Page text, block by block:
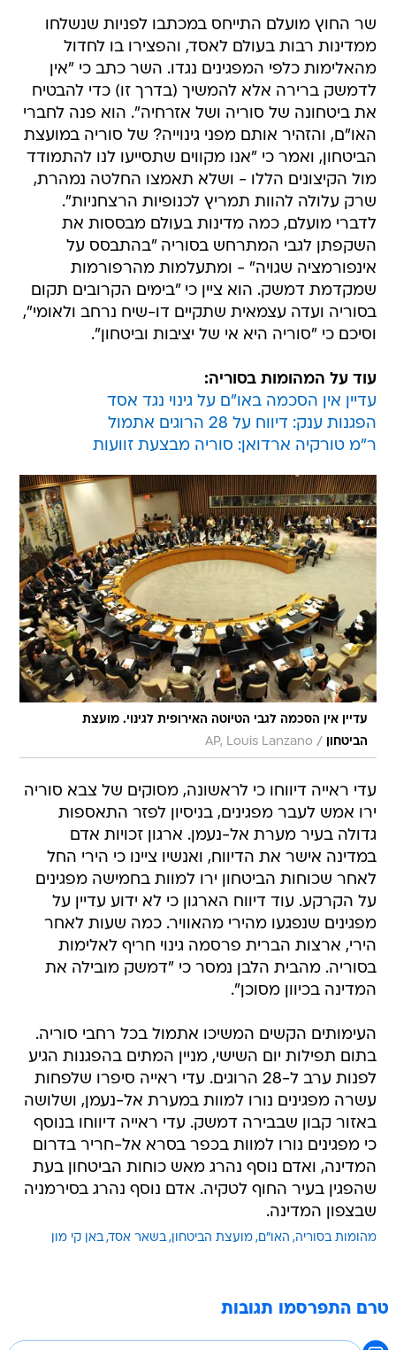
שר החוץ מועלם התייחס במכתבו לפניות שנשלחו
ממדינות רבות בעולם לאסד, והפצירו בו לחדול
מהאלימות כלפי המפגינים נגדו. השר כתב כי "אין
לדמשק ברירה אלא להמשיך (בדרך זו) כדי להבטיח
את ביטחונה של סוריה ושל אזרחיה". הוא פנה לחברי
האו"ם, והזהיר אותם מפני גינוייה? של סוריה במועצת
הביטחון, ואמר כי "אנו מקווים שתסייעו לנו להתמודד
מול הקיצונים הללו - ושלא תאמצו החלטה נמהרת,
שרק עלולה להוות תמריץ לכנופיות הרצחניות".
לדברי מועלם, כמה מדינות בעולם מבססות את
השקפתן לגבי המתרחש בסוריה "בהתבסס על
אינפורמציה שגויה" - ומתעלמות מהרפורמות
שמקדמת דמשק. הוא ציין כי "בימים הקרובים תקום
בסוריה ועדה עצמאית שתקיים דו-שיח נרחב ולאומי",
וסיכם כי "סוריה היא אי של יציבות וביטחון".
עוד על המהומות בסוריה:
עדיין אין הסכמה באו"ם על גינוי נגד אסד
הפגנות ענק: דיווח על 28 הרוגים אתמול
ר"מ טורקיה ארדואן: סוריה מבצעת זוועות
עדיין אין הסכמה לגבי הטיוטה האירופית לגינוי. מועצת
הביטחון
/
AP, Louis Lanzano
עדי ראייה דיווחו כי לראשונה, מסוקים של צבא סוריה
ירו אמש לעבר מפגינים, בניסיון לפזר התאספות
גדולה בעיר מערת אל-נעמן. ארגון זכויות אדם
במדינה אישר את הדיווח, ואנשיו ציינו כי הירי החל
לאחר שכוחות הביטחון ירו למוות בחמישה מפגינים
על הקרקע. עוד דיווח הארגון כי לא ידוע עדיין על
מפגינים שנפגעו מהירי מהאוויר. כמה שעות לאחר
הירי, ארצות הברית פרסמה גינוי חריף לאלימות
בסוריה. מהבית הלבן נמסר כי "דמשק מובילה את
המדינה בכיוון מסוכן".
העימותים הקשים המשיכו אתמול בכל רחבי סוריה.
בתום תפילות יום השישי, מניין המתים בהפגנות הגיע
לפנות ערב ל-28 הרוגים. עדי ראייה סיפרו שלפחות
עשרה מפגינים נורו למוות במערת אל-נעמן, ושלושה
באזור קבון שבבירה דמשק. עדי ראייה דיווחו בנוסף
כי מפגינים נורו למוות בכפר בסרא אל-חריר בדרום
המדינה, ואדם נוסף נהרג מאש כוחות הביטחון בעת
שהפגין בעיר החוף לטקיה. אדם נוסף נהרג בסירמניה
שבצפון המדינה.
מהומות בסוריה האו"ם מועצת הביטחון בשאר אסד באן קי מון
טרם התפרסמו תגובות